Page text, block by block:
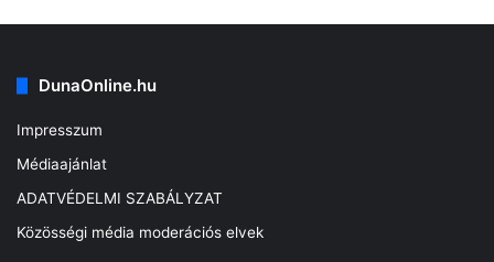
DunaOnline.hu
Impresszum
Médiaajánlat
ADATVÉDELMI SZABÁLYZAT
Közösségi média moderációs elvek